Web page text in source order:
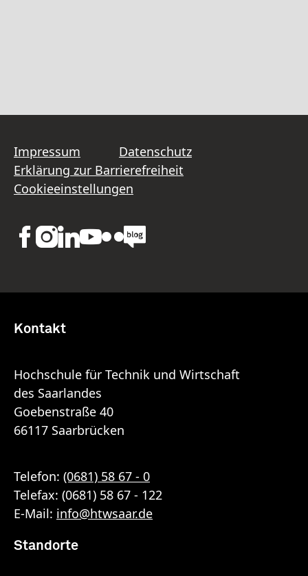
Impressum
Datenschutz
Erklärung zur Barrierefreiheit
Cookieeinstellungen
Kontakt
Hochschule für Technik und Wirtschaft
des Saarlandes
Goebenstraße 40
66117 Saarbrücken
Telefon: (0681) 58 67 - 0
Telefax: (0681) 58 67 - 122
E-Mail: info@htwsaar.de
Standorte